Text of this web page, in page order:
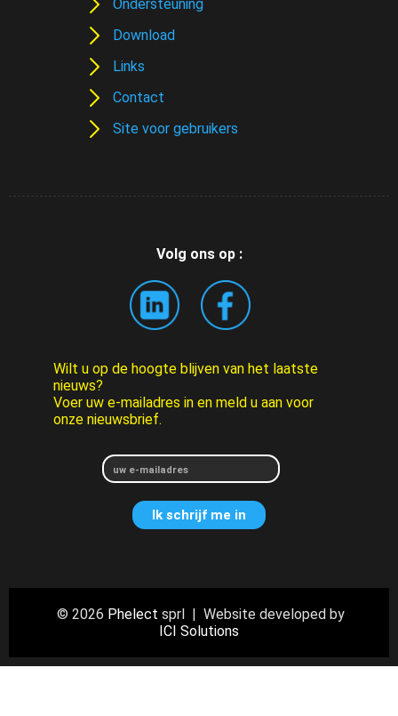
Ondersteuning
Download
Links
Contact
Site voor gebruikers
Volg ons op :
Wilt u op de hoogte blijven van het laatste
nieuws?
Voer uw e-mailadres in en meld u aan voor
onze nieuwsbrief.
© 2026 Phelect sprl | Website developed by
ICI Solutions